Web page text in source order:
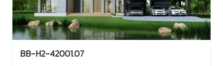
BB-H2-42001.07